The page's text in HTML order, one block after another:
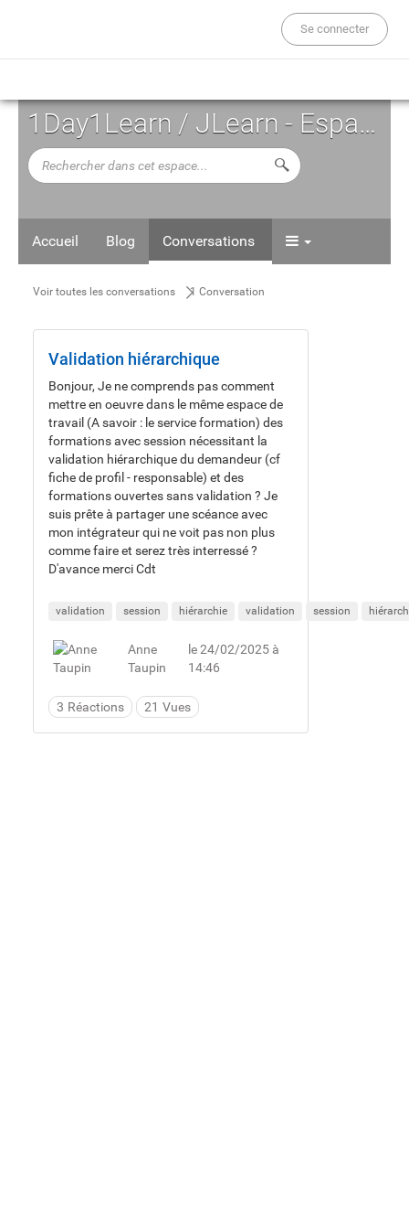
Se connecter
1Day1Learn / JLearn - Espace d'Auto-formation
Rechercher
dans
Lancer la recherche
Accueil Blog Conversations
Social
Learning
Community
Voir
toutes
les
conversations
Voir toutes les conversations 1 Conversation
1
Conversation
Validation hiérarchique
Bonjour, Je ne comprends pas comment
mettre en oeuvre dans le même espace de
travail (A savoir : le service formation) des
formations avec session nécessitant la
validation hiérarchique du demandeur (cf
fiche de profil - responsable) et des
formations ouvertes sans validation ? Je
suis prête à partager une scéance avec
mon intégrateur qui ne voit pas non plus
comme faire et serez très interressé ?
D'avance merci Cdt
validation session hiérarchie validation session
Anne
Taupin
le 24/02/2025 à
14:46
3 Réactions 21 Vues